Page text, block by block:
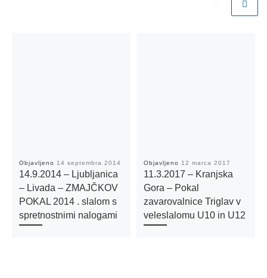
Objavljeno 14 septembra 2014
14.9.2014 – Ljubljanica
– Livada – ZMAJČKOV
POKAL 2014 . slalom s
spretnostnimi nalogami
Objavljeno 12 marca 2017
11.3.2017 – Kranjska
Gora – Pokal
zavarovalnice Triglav v
veleslalomu U10 in U12